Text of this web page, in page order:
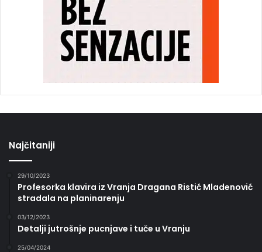
Najčitaniji
29/10/2023
Profesorka klavira iz Vranja Dragana Ristić Mladenović
stradala na planinarenju
03/12/2023
Detalji jutrošnje pucnjave i tuče u Vranju
25/04/2024